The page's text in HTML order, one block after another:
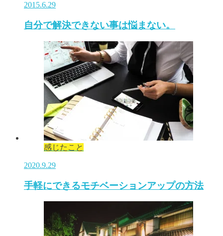
2015.6.29
自分で解決できない事は悩まない。
感じたこと
2020.9.29
手軽にできるモチベーションアップの方法